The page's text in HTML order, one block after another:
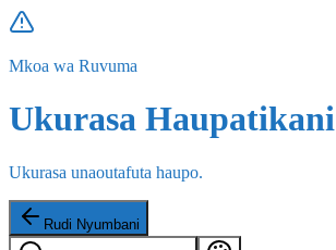
Mkoa wa Ruvuma
Ukurasa Haupatikani
Ukurasa unaoutafuta haupo.
Rudi Nyumbani